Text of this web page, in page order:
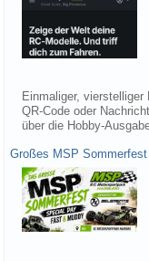
Einmaliger,
QR-Code oder
über die Hobby-
Großes MSP